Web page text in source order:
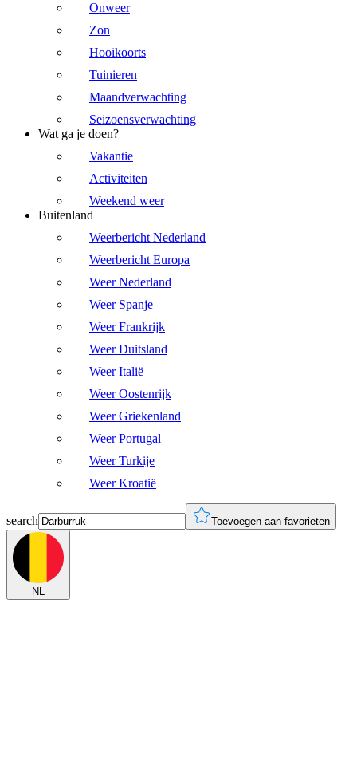
Onweer
Zon
Hooikoorts
Tuinieren
Maandverwachting
Seizoensverwachting
Wat ga je doen?
Vakantie
Activiteiten
Weekend weer
Buitenland
Weerbericht Nederland
Weerbericht Europa
Weer Nederland
Weer Spanje
Weer Frankrijk
Weer Duitsland
Weer Italië
Weer Oostenrijk
Weer Griekenland
Weer Portugal
Weer Turkije
Weer Kroatië
search Toevoegen aan favorieten
NL